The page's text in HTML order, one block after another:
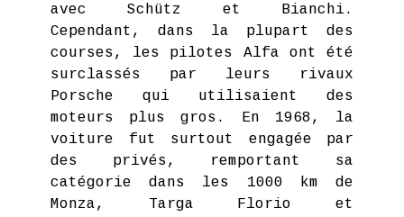
avec Schütz et Bianchi.
Cependant, dans la plupart des
courses, les pilotes Alfa ont été
surclassés par leurs rivaux
Porsche qui utilisaient des
moteurs plus gros. En 1968, la
voiture fut surtout engagée par
des privés, remportant sa
catégorie dans les 1000 km de
Monza, Targa Florio et